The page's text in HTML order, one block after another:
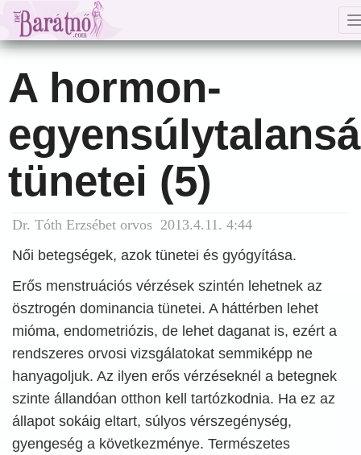
A hormon-
tünetei (5)
Dr. Tóth Erzsébet orvos 2013.4.11. 4:44
Női betegségek, azok tünetei és gyógyítása.
Erős menstruációs vérzések szintén lehetnek az
ösztrogén dominancia tünetei. A háttérben lehet
mióma, endometriózis, de lehet daganat is, ezért a
rendszeres orvosi vizsgálatokat semmiképp ne
hanyagoljuk. Az ilyen erős vérzéseknél a betegnek
szinte állandóan otthon kell tartózkodnia. Ha ez az
állapot sokáig eltart, súlyos vérszegénység,
gyengeség a következménye. Természetes